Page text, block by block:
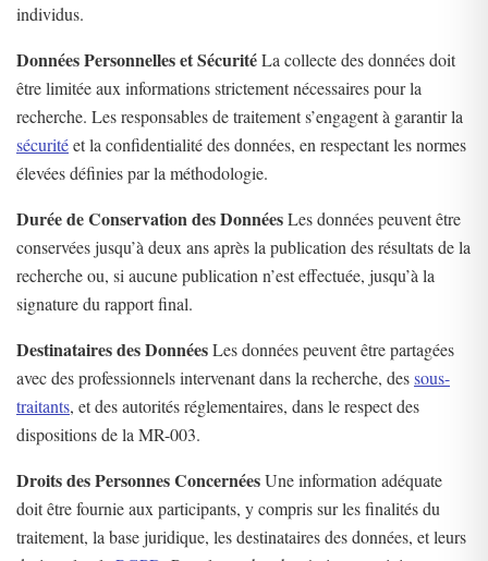
individus.
Données Personnelles et SécuritéLa collecte des données doit
être limitée aux informations strictement nécessaires pour la
recherche. Les responsables de traitement s’engagent à garantir la
sécuritéet la confidentialité des données, en respectant les normes
élevées définies par la méthodologie.
Durée de Conservation des DonnéesLes données peuvent être
conservées jusqu’à deux ans après la publication des résultats de la
recherche ou, si aucune publication n’est effectuée, jusqu’à la
signature du rapport final.
Destinataires des DonnéesLes données peuvent être partagées
avec des professionnels intervenant dans la recherche, dessous-
traitants, et des autorités réglementaires, dans le respect des
dispositions de la MR-003.
Droits des Personnes ConcernéesUne information adéquate
doit être fournie aux participants, y compris sur les finalités du
traitement, la base juridique, les destinataires des données, et leurs